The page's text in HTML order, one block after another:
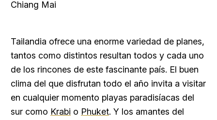
Chiang Mai
Tailandia ofrece una enorme variedad de planes,
tantos como distintos resultan todos y cada uno
de los rincones de este fascinante país. El buen
clima del que disfrutan todo el año invita a visitar
en cualquier momento playas paradisíacas del
sur como Krabi o Phuket. Y los amantes del